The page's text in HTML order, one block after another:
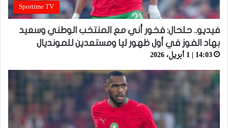
Sportime TV
فيديو.. حلحال: فخور أني مع المنتخب الوطني وسعيد
بهاد الفوز في أول ظهور ليا ومستعدين للمونديال
14:03 | 1 أبريل، 2026